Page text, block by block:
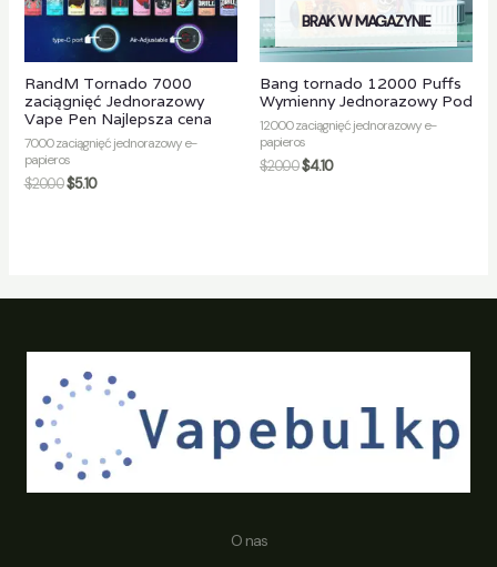
RandM Tornado 7000
zaciągnięć Jednorazowy
Vape Pen Najlepsza cena
7000 zaciągnięć jednorazowy e-
papieros
$20.00$5.10
BRAK W MAGAZYNIE
Bang tornado 12000 Puffs
Wymienny Jednorazowy Pod
12000 zaciągnięć jednorazowy e-
papieros
$20.00$4.10
O nas